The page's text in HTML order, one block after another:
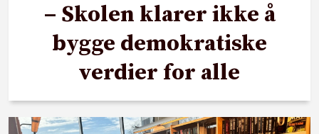
– Skolen klarer ikke å
bygge demokratiske
verdier for alle